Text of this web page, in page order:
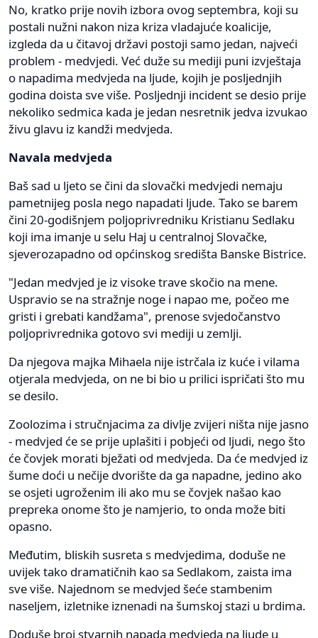
No, kratko prije novih izbora ovog septembra, koji su
postali nužni nakon niza kriza vladajuće koalicije,
izgleda da u čitavoj državi postoji samo jedan, najveći
problem - medvjedi. Već duže su mediji puni izvještaja
o napadima medvjeda na ljude, kojih je posljednjih
godina doista sve više. Posljednji incident se desio prije
nekoliko sedmica kada je jedan nesretnik jedva izvukao
živu glavu iz kandži medvjeda.
Navala medvjeda
Baš sad u ljeto se čini da slovački medvjedi nemaju
pametnijeg posla nego napadati ljude. Tako se barem
čini 20-godišnjem poljoprivredniku Kristianu Sedlaku
koji ima imanje u selu Haj u centralnoj Slovačke,
sjeverozapadno od općinskog središta Banske Bistrice.
"Jedan medvjed je iz visoke trave skočio na mene.
Uspravio se na stražnje noge i napao me, počeo me
gristi i grebati kandžama", prenose svjedočanstvo
poljoprivrednika gotovo svi mediji u zemlji.
Da njegova majka Mihaela nije istrčala iz kuće i vilama
otjerala medvjeda, on ne bi bio u prilici ispričati što mu
se desilo.
Zoolozima i stručnjacima za divlje zvijeri ništa nije jasno
- medvjed će se prije uplašiti i pobjeći od ljudi, nego što
će čovjek morati bježati od medvjeda. Da će medvjed iz
šume doći u nečije dvorište da ga napadne, jedino ako
se osjeti ugroženim ili ako mu se čovjek našao kao
prepreka onome što je namjerio, to onda može biti
opasno.
Međutim, bliskih susreta s medvjedima, doduše ne
uvijek tako dramatičnih kao sa Sedlakom, zaista ima
sve više. Najednom se medvjed šeće stambenim
naseljem, izletnike iznenadi na šumskoj stazi u brdima.
Doduše broj stvarnih napada medvjeda na ljude u